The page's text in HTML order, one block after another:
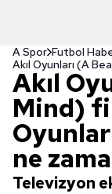
A Spor Futbol
Akıl
Mind)
ne
Televizyon